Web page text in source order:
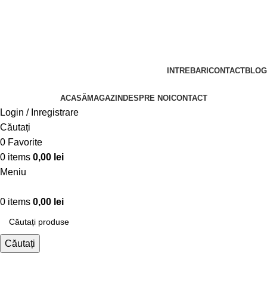
INTREBARICONTACTBLOG
ACASĂMAGAZINDESPRE NOICONTACT
Login / Inregistrare
Căutați
0 Favorite
0 items 0,00 lei
Meniu
0 items 0,00 lei
Căutați